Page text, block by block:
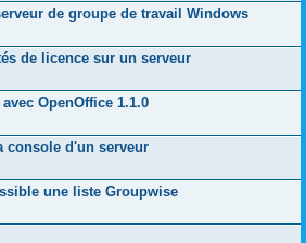
de groupe de travail Windows
de licence sur un serveur
OpenOffice 1.1.0
console d'un serveur
une liste Groupwise